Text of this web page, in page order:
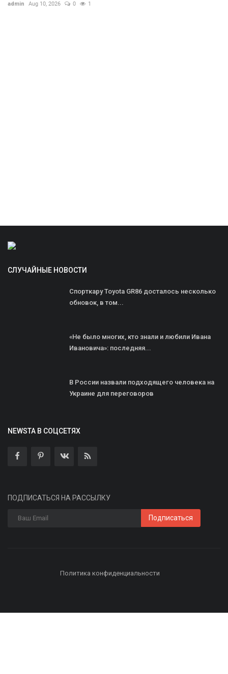
admin Aug 10, 2026 0 1
СЛУЧАЙНЫЕ НОВОСТИ
Спорткару Toyota GR86 досталось несколько
обновок, в том...
«Не было многих, кто знали и любили Ивана
Ивановича»: последняя...
В России назвали подходящего человека на
Украине для переговоров
NEWSTA В СОЦСЕТЯХ
ПОДПИСАТЬСЯ НА РАССЫЛКУ
Подписаться
Политика конфиденциальности